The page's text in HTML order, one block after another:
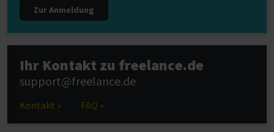
Zur Anmeldung
Ihr Kontakt zu freelance.de
support@freelance.de
Kontakt » FAQ »